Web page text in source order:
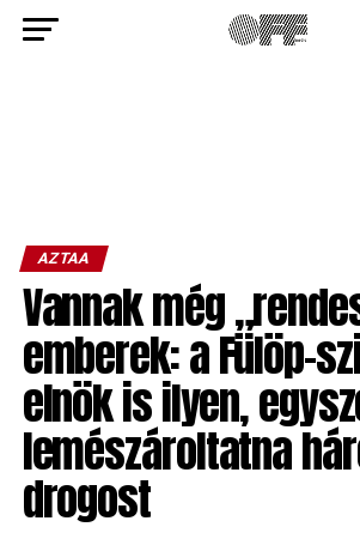
AZTAA
Vannak még
emberek: a Fülöp-
elnök is ilyen,
lemészároltatna
drogost